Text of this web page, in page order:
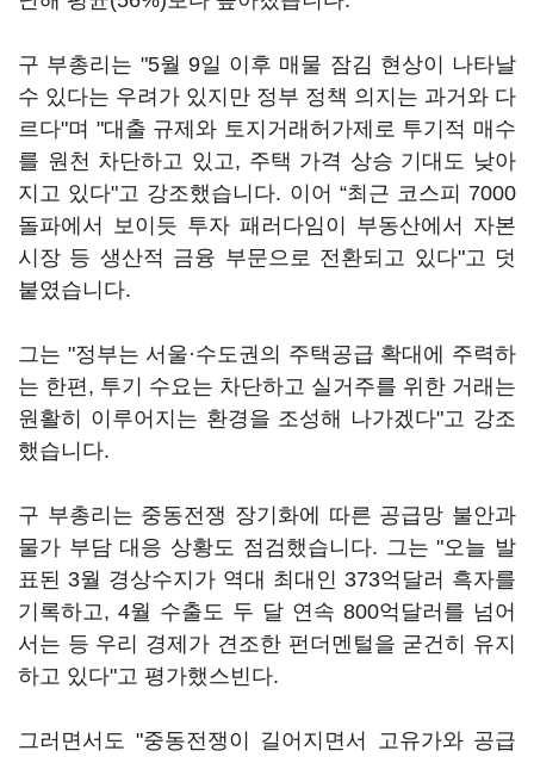
구 부총리는 "5월 9일 이후 매물 잠김 현상이 나타날
수 있다는 우려가 있지만 정부 정책 의지는 과거와 다
르다"며 "대출 규제와 토지거래허가제로 투기적 매수
를 원천 차단하고 있고, 주택 가격 상승 기대도 낮아
지고 있다"고 강조했습니다. 이어 “최근 코스피 7000
돌파에서 보이듯 투자 패러다임이 부동산에서 자본
시장 등 생산적 금융 부문으로 전환되고 있다"고 덧
붙였습니다.
그는 "정부는 서울·수도권의 주택공급 확대에 주력하
는 한편, 투기 수요는 차단하고 실거주를 위한 거래는
원활히 이루어지는 환경을 조성해 나가겠다"고 강조
했습니다.
구 부총리는 중동전쟁 장기화에 따른 공급망 불안과
물가 부담 대응 상황도 점검했습니다. 그는 "오늘 발
표된 3월 경상수지가 역대 최대인 373억달러 흑자를
기록하고, 4월 수출도 두 달 연속 800억달러를 넘어
서는 등 우리 경제가 견조한 펀더멘털을 굳건히 유지
하고 있다"고 평가했스빈다.
그러면서도 "중동전쟁이 길어지면서 고유가와 공급